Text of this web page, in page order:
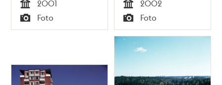
Tid
2001
Typ
Foto Tid
2002
Typ
Foto